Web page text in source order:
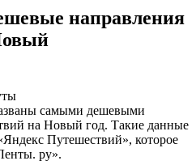
направления
самыми дешевыми
на Новый год. Такие данные
Путешествий», которое
ру».